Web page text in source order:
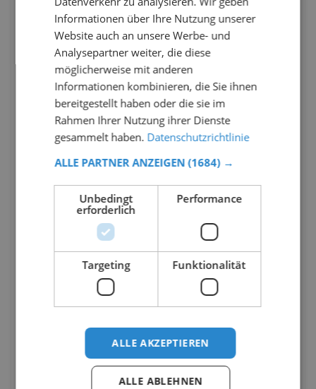
Informationen über Ihre Nutzung unserer
Website auch an unsere Werbe- und
Analysepartner weiter, die diese
möglicherweise mit anderen
Informationen kombinieren, die Sie ihnen
bereitgestellt haben oder die sie im
Rahmen Ihrer Nutzung ihrer Dienste
gesammelt haben. Datenschutzrichtlinie
ALLE PARTNER ANZEIGEN (1684) →
Unbedingt
erforderlich
Performance
Targeting Funktionalität
ALLE AKZEPTIEREN
ALLE ABLEHNEN